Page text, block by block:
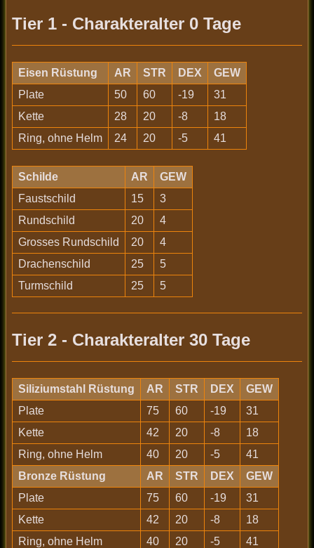
Tier 1 - Charakteralter 0 Tage
Eisen Rüstung AR STR DEX
GEW
Plate
50 60 -19
31
Kette
28 20 -8
18
Ring, ohne Helm
24 20 -5 41
Schilde AR
GEW
Faustschild
15
3
Rundschild
20
4
Grosses Rundschild
20
4
Drachenschild
25
5
Turmschild
25 5
Tier 2 - Charakteralter 30 Tage
Siliziumstahl Rüstung AR STR DEX
GEW
Plate
75 60 -19
31
Kette
42 20 -8
18
Ring, ohne Helm
40 20 -5
41
Bronze Rüstung
AR STR DEX
GEW
Plate
75 60 -19
31
Kette
42 20 -8
18
Ring, ohne Helm
40 20 -5
41